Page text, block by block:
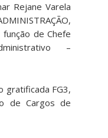
Rejane Varela
de Chefe
–
gratificada FG3,
de Cargos de